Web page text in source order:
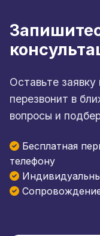
Оставьте
перезвонит в
вопросы и
Бесплатная
телефону